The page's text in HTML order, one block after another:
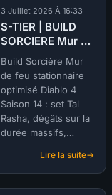
|
BUILD
VOLEUR
DANSE
DES
POIGNARDS
POISON
(@Ava)
|
SAISON
3 Juillet 2026 À 16:33
S-TIER | BUILD
SORCIERE Mur de
feu stationnaire
(@Mekuna) |
SAISON 14
Build Sorcière Mur
de feu stationnaire
optimisé Diablo 4
Saison 14 : set Tal
Rasha, dégâts sur la
durée massifs,
endgame par
@Mekuna.
Lire la suite
:
S-
TIER